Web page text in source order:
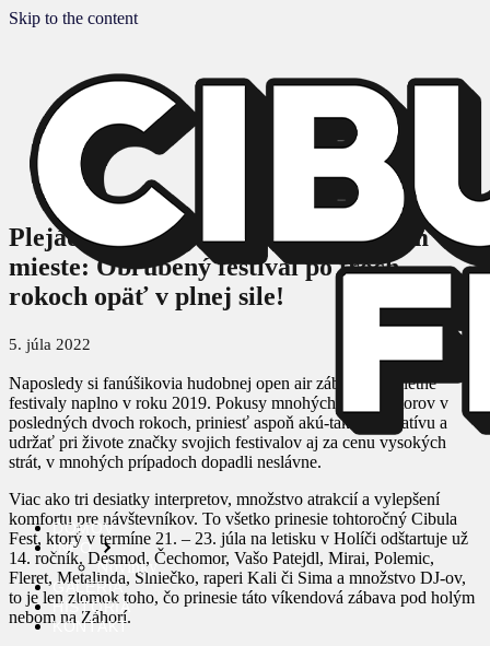
Skip to the content
DOMOV
INFO
Novinky
GALÉRIA
HISTÓRIA
KONTAKT
Plejáda hudobných hviezd na jednom
mieste: Obľúbený festival po troch
rokoch opäť v plnej sile!
5. júla 2022
Naposledy si fanúšikovia hudobnej open air zábavy užili letné
festivaly naplno v roku 2019. Pokusy mnohých organizátorov v
posledných dvoch rokoch, priniesť aspoň akú-takú alternatívu a
udržať pri živote značky svojich festivalov aj za cenu vysokých
strát, v mnohých prípadoch dopadli neslávne.
Viac ako tri desiatky interpretov, množstvo atrakcií a vylepšení
komfortu pre návštevníkov. To všetko prinesie tohtoročný Cibula
Fest, ktorý v termíne 21. – 23. júla na letisku v Holíči odštartuje už
14. ročník. Desmod, Čechomor, Vašo Patejdl, Mirai, Polemic,
Fleret, Metalinda, Slniečko, raperi Kali či Sima a množstvo DJ-ov,
to je len zlomok toho, čo prinesie táto víkendová zábava pod holým
nebom na Záhorí.